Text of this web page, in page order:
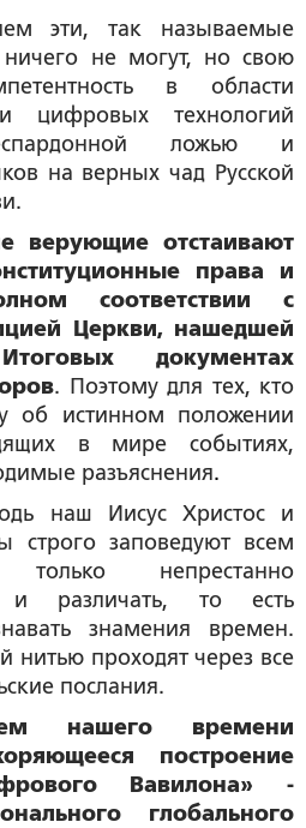
эти, так называемые
ничего не могут, но свою
в области
цифровых технологий
ложью и
на верных чад Русской
верующие отстаивают
права и
соответствии с
Церкви, нашедшей
документах
. Поэтому для тех, кто
об истинном положении
в мире событиях,
разъяснения.
наш Иисус Христос и
строго заповедуют всем
непрестанно
и различать, то есть
знамения времен.
нитью проходят через все
послания.
нашего времени
построение
Вавилона» -
глобального